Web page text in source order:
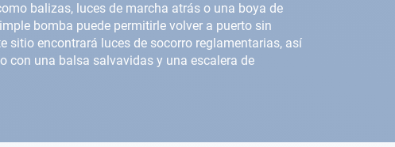
balizas, luces de marcha atrás o una boya de
bomba puede permitirle volver a puerto sin
sitio encontrará luces de socorro reglamentarias, así
con una balsa salvavidas y una escalera de